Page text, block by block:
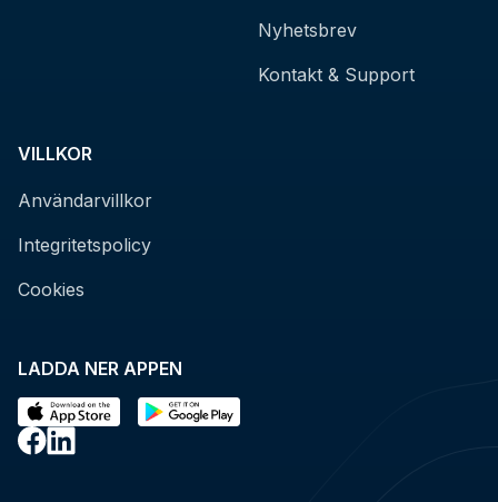
LADDA NER APPEN
Nyhetsbrev
Kontakt & Support
VILLKOR
Användarvillkor
Integritetspolicy
Cookies